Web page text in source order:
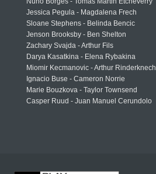
Jessica Pegula - Magdalena Frech
Sloane Stephens - Belinda Bencic
Jenson Brooksby - Ben Shelton
Zachary Svajda - Arthur Fils
Darya Kasatkina - Elena Rybakina
Miomir Kecmanovic - Arthur Rinderknech
Ignacio Buse - Cameron Norrie
Marie Bouzkova - Taylor Townsend
Casper Ruud - Juan Manuel Cerundolo